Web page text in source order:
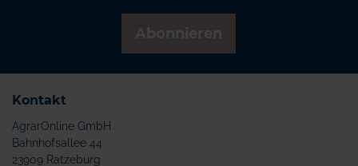
Kontakt
AgrarOnline GmbH
Bahnhofsallee 44
23909 Ratzeburg